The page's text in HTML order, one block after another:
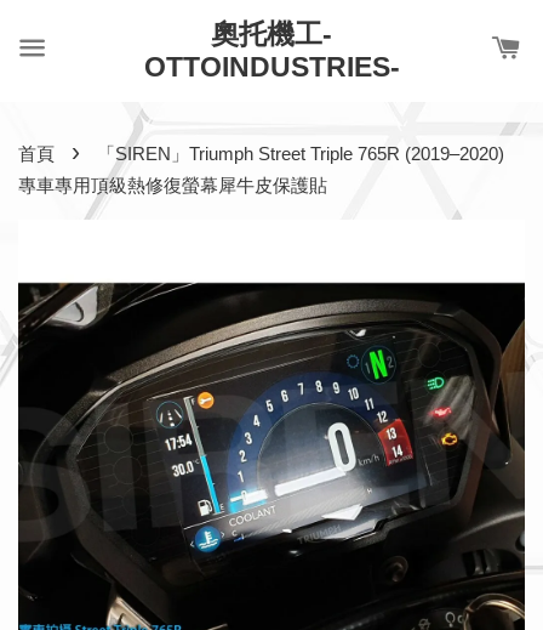
奧托機工-
OTTOINDUSTRIES-
首頁 ›
「SIREN」Triumph Street Triple 765R (2019–2020)
專車專用頂級熱修復螢幕犀牛皮保護貼